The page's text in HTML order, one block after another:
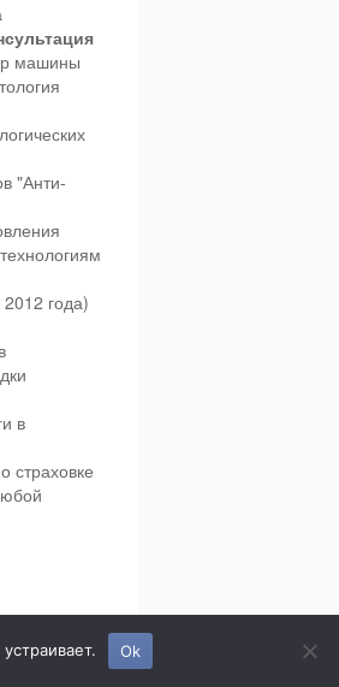
машины
"Анти-
года)
в
страховке
в городе Сумы.
Ok